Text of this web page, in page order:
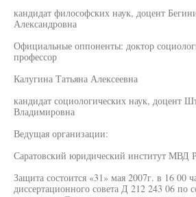
кандидат философских наук, доцент
Александровна
Официальные оппоненты: доктор
профессор
Калугина Татьяна Алексеевна
кандидат социологических наук, доцент
Владимировна
Ведущая организации:
Саратовский юридический институт МВД
Защита состоится «31» мая 2007г. в 16 00
диссертационного совета Д 212 243 06 по